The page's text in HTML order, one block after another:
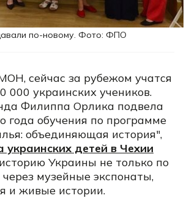
по-новому. Фото: ФПО
сейчас за рубежом учатся
000 украинских учеников.
Филиппа Орлика подвела
года обучения по программе
объединяющая история",
украинских детей в Чехии
Украины не только по
музейные экспонаты,
и живые истории.